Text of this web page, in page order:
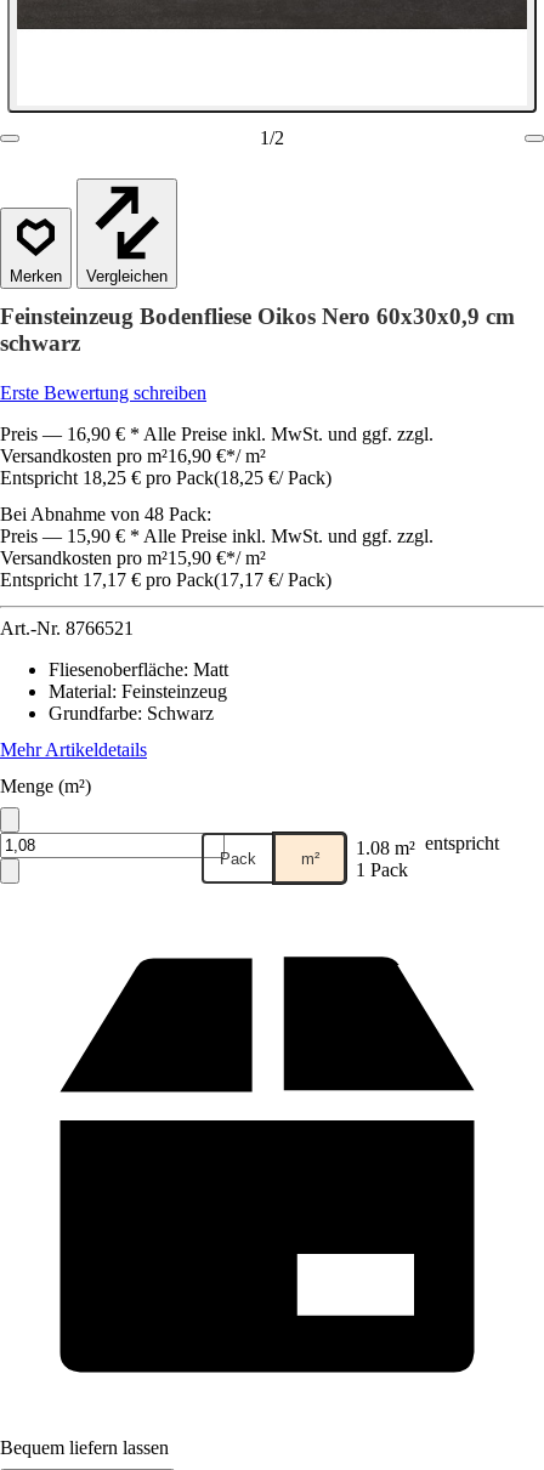
1/2
Vergleichen
Feinsteinzeug Bodenfliese Oikos Nero 60x30x0,9 cm
schwarz
Erste Bewertung schreiben
Preis — 16,90 € * Alle Preise inkl. MwSt. und ggf. zzgl.
Versandkosten pro m²16,90 €*/ m²
Entspricht 18,25 € pro Pack(18,25 €/ Pack)
Bei Abnahme von 48 Pack:
Preis — 15,90 € * Alle Preise inkl. MwSt. und ggf. zzgl.
Versandkosten pro m²15,90 €*/ m²
Entspricht 17,17 € pro Pack(17,17 €/ Pack)
Art.-Nr. 8766521
Fliesenoberfläche: Matt
Material: Feinsteinzeug
Grundfarbe: Schwarz
Mehr Artikeldetails
Menge (m²)
Pack m² 1.08 m² entspricht
1 Pack
Bequem liefern lassen